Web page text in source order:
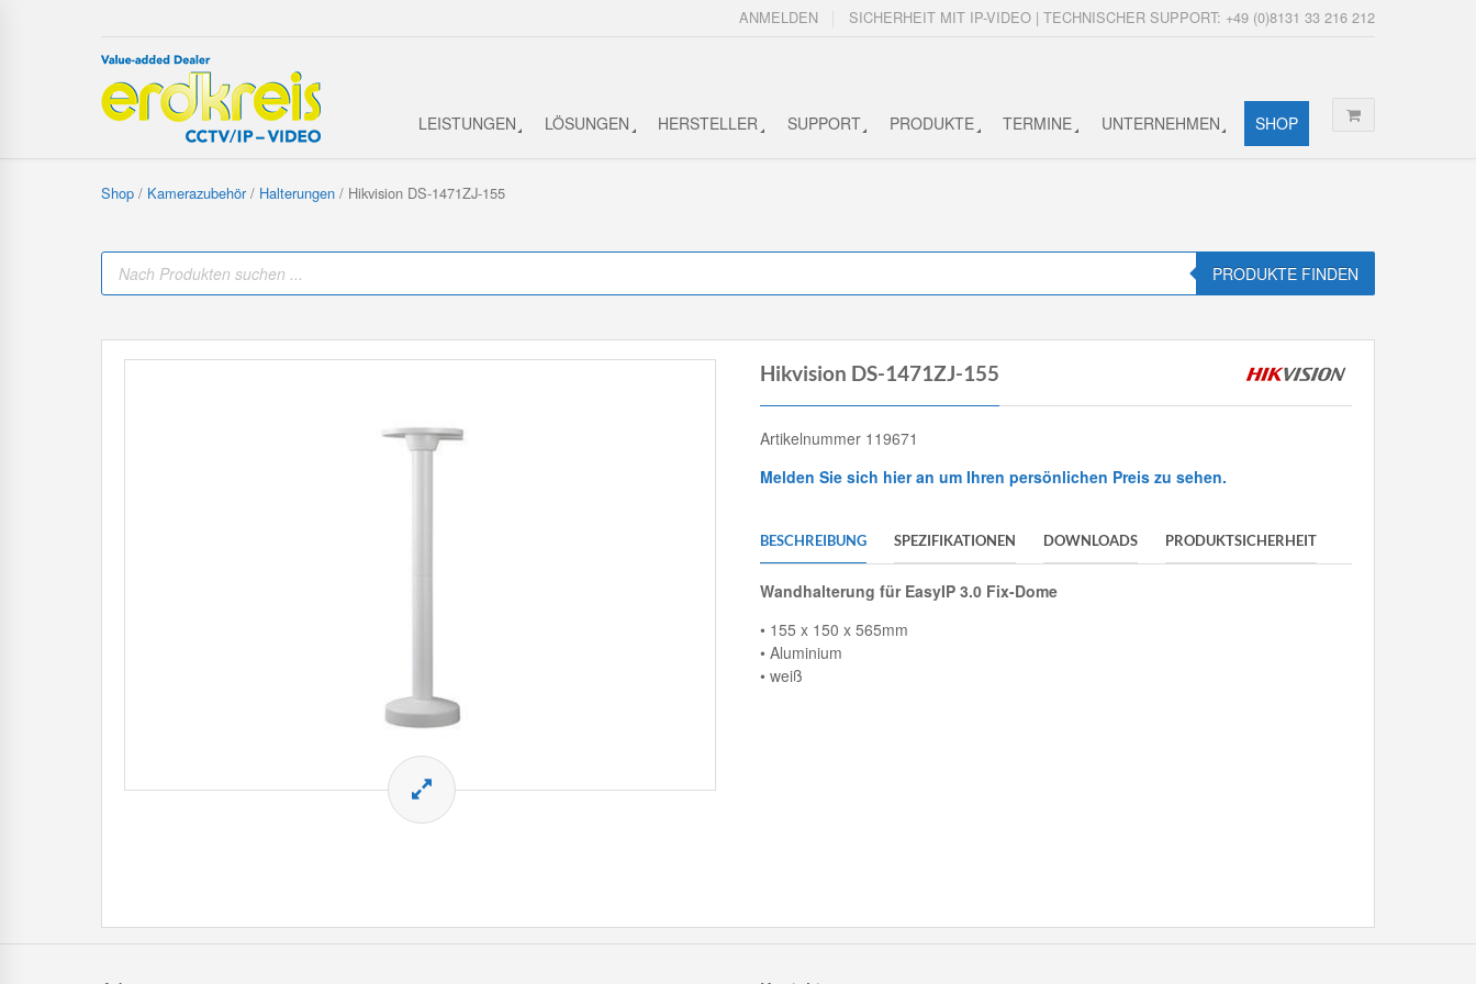
SICHERHEIT MIT IP-VIDEO | TECHNISCHER SUPPORT: +49 (0)8131 33 216 212
ANMELDEN
LEISTUNGEN LÖSUNGEN HERSTELLER SUPPORT PRODUKTE TERMINE UNTERNEHMEN SHOP
Shop / Kamerazubehör/ Halterungen / Hikvision DS-1471ZJ-155
P
o
PRODUKTE FINDEN
Hikvision DS-1471ZJ-155
Artikelnummer 119671
Melden Sie sich hier an um Ihren persönlichen Preis zu sehen.
BESCHREIBUNG SPEZIFIKATIONEN DOWNLOADS PRODUKTSICHERHEIT
Wandhalterung für EasyIP 3.0 Fix-Dome
• 155 x 150 x 565mm
• Aluminium
• weiß